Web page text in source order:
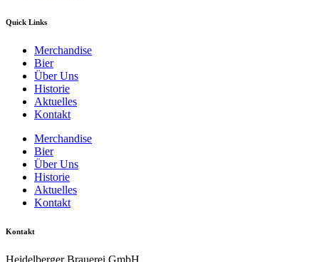
Quick Links
Merchandise
Bier
Über Uns
Historie
Aktuelles
Kontakt
Merchandise
Bier
Über Uns
Historie
Aktuelles
Kontakt
Kontakt
Heidelberger Brauerei GmbH